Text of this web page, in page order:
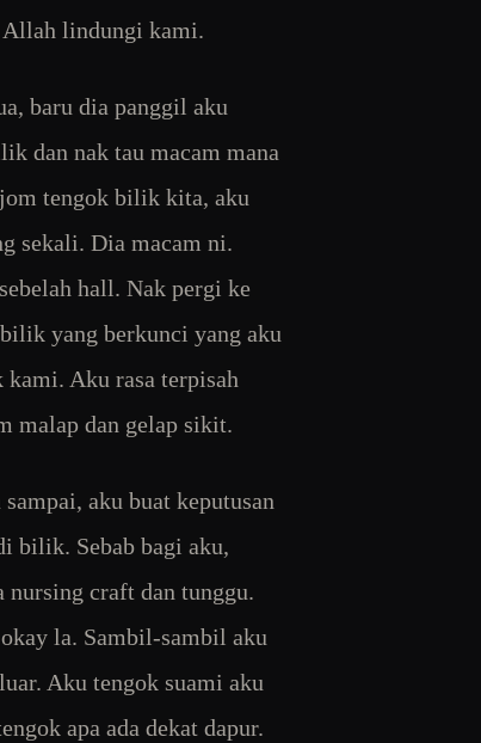
Allah lindungi kami.
baru dia panggil aku
dan nak tau macam mana
tengok bilik kita, aku
sekali. Dia macam ni.
hall. Nak pergi ke
yang berkunci yang aku
Aku rasa terpisah
malap dan gelap sikit.
aku buat keputusan
bilik. Sebab bagi aku,
nursing craft dan tunggu.
la. Sambil-sambil aku
Aku tengok suami aku
apa ada dekat dapur.